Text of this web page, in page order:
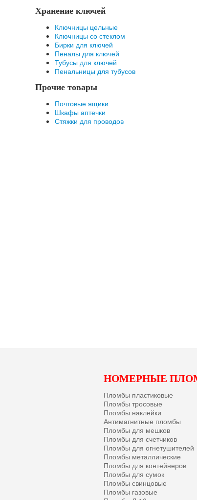
Хранение ключей
Ключницы цельные
Ключницы со стеклом
Бирки для ключей
Пеналы для ключей
Тубусы для ключей
Пенальницы для тубусов
Прочие товары
Почтовые ящики
Шкафы аптечки
Стяжки для проводов
НОМЕРНЫЕ
Пломбы пластиковые
Пломбы тросовые
Пломбы наклейки
Антимагнитные пломбы
Пломбы для мешков
Пломбы для счетчиков
Пломбы для огнетушителей
Пломбы металлические
Пломбы для контейнеров
Пломбы для сумок
Пломбы свинцовые
Пломбы газовые